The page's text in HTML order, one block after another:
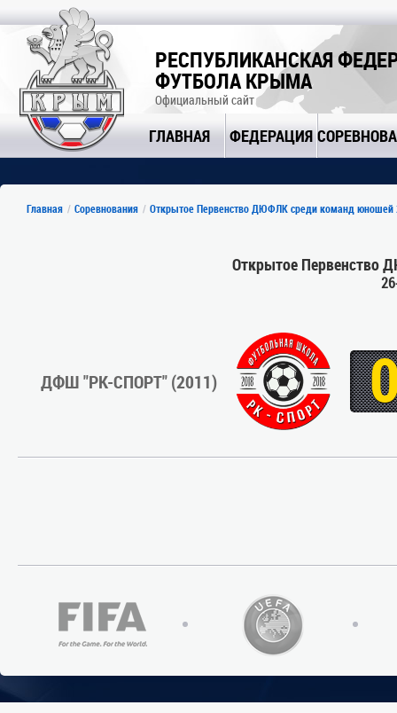
РЕСПУБЛИКАНСКАЯ
ФУТБОЛА КРЫМА
Официальный сайт
ГЛАВНАЯ ФЕДЕРАЦИЯ
Главная Соревнования Открытое Первенство ДЮФЛК среди команд юношей
Открытое Первенство
ДФШ "РК-СПОРТ" (2011)